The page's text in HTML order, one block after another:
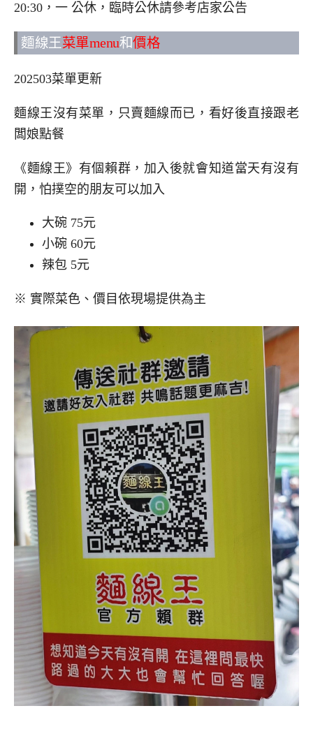
20:30，一 公休，臨時公休請參考店家公告
麵線王菜單menu和價格
202503菜單更新
麵線王沒有菜單，只賣麵線而已，看好後直接跟老
闆娘點餐
《麵線王》有個賴群，加入後就會知道當天有沒有
開，怕撲空的朋友可以加入
大碗 75元
小碗 60元
辣包 5元
※ 實際菜色、價目依現場提供為主